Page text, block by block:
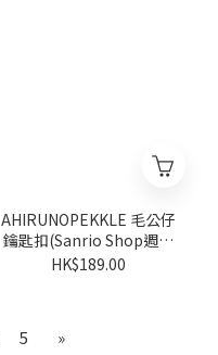
AHIRUNOPEKKLE 毛公仔
鑰匙扣(Sanrio Shop週年
系列)
HK$189.00
5 »